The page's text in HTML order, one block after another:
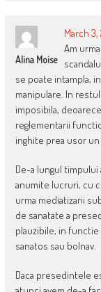
Alina Moise
March 3,
Am
se poate intampla,
manipulare. In
imposibila,
reglementarii
inghite prea usor
De-a lungul
anumite lucruri, cu
urma mediatizarii
de sanatate a
plauzibile, in
sanatos sau bolnav.
Daca presedintele